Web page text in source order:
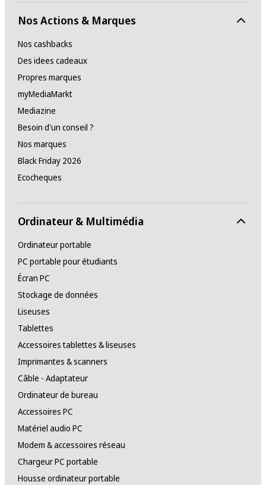
Nos Actions & Marques
Nos cashbacks
Des idees cadeaux
Propres marques
myMediaMarkt
Mediazine
Besoin d'un conseil ?
Nos marques
Black Friday 2026
Ecocheques
Ordinateur & Multimédia
Ordinateur portable
PC portable pour étudiants
Écran PC
Stockage de données
Liseuses
Tablettes
Accessoires tablettes & liseuses
Imprimantes & scanners
Câble - Adaptateur
Ordinateur de bureau
Accessoires PC
Matériel audio PC
Modem & accessoires réseau
Chargeur PC portable
Housse ordinateur portable